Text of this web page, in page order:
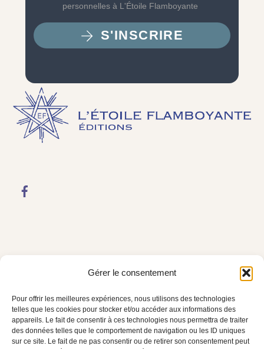
Gérer le consentement
Pour offrir les meilleures expériences, nous utilisons des technologies
telles que les cookies pour stocker et/ou accéder aux informations des
appareils. Le fait de consentir à ces technologies nous permettra de traiter
des données telles que le comportement de navigation ou les ID uniques
sur ce site. Le fait de ne pas consentir ou de retirer son consentement peut
personnelles à L'Étoile Flamboyante
S'INSCRIRE
Espace Libraires
Qui sommes-nous ?